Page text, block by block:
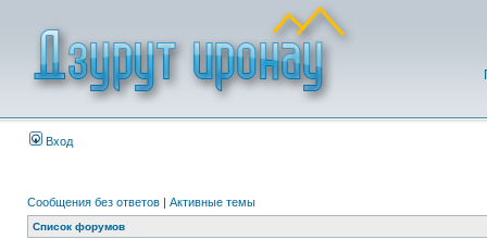
Вход
Сообщения без ответов | Активные темы
Список форумов